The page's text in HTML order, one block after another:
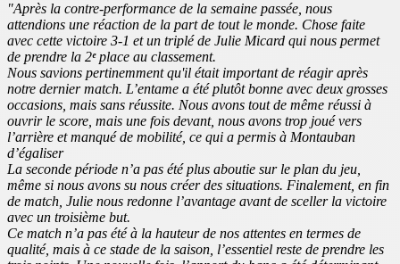
"Après la contre-performance de la semaine passée, nous
attendions une réaction de la part de tout le monde. Chose faite
avec cette victoire 3-1 et un triplé de Julie Micard qui nous permet
de prendre la 2ᵉplace au classement.
Nous savions pertinemment qu'il était important de réagir après
notre dernier match. L’entame a été plutôt bonne avec deux grosses
occasions, mais sans réussite. Nous avons tout de même réussi à
ouvrir le score, mais une fois devant, nous avons trop joué vers
l’arrière et manqué de mobilité, ce qui a permis à Montauban
d’égaliser
La seconde période n’a pas été plus aboutie sur le plan du jeu,
même si nous avons su nous créer des situations. Finalement, en fin
de match, Julie nous redonne l’avantage avant de sceller la victoire
avec un troisième but.
Ce match n’a pas été à la hauteur de nos attentes en termes de
qualité, mais à ce stade de la saison, l’essentiel reste de prendre les